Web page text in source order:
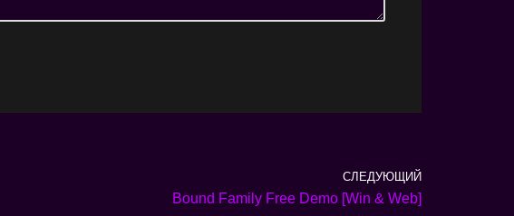
СЛЕДУЮЩИЙ
Bound Family Free Demo [Win & Web]